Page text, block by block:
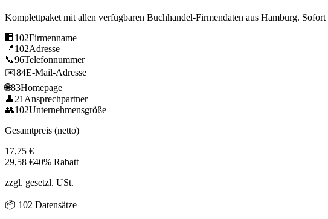
Komplettpaket mit allen verfügbaren Buchhandel-Firmendaten aus Hamburg. Sofort
🏢 102Firmenname
📍102Adresse
📞96Telefonnummer
✉️84E-Mail-Adresse
🌐83Homepage
👤21 Ansprechpartner
👥102Unternehmensgröße
Gesamtpreis (netto)
17,75 €
29,58 €40% Rabatt
zzgl. gesetzl. USt.
📦 102 Datensätze